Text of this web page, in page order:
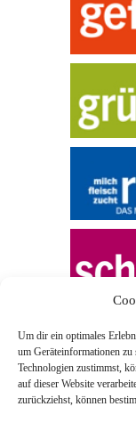
Um dir ein optimales
um Geräteinformationen zu
Technologien zustimmst,
auf dieser Website
zurückziehst, können